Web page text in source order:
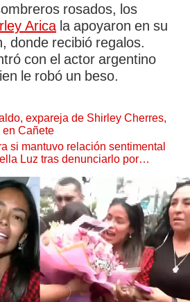
rosados, los
Aricala apoyaron en su
donde recibió regalos.
con el actor argentino
le robó un beso.
expareja de Shirley Cherres,
Cañete
si mantuvo relación sentimental
Luz tras denunciarlo por